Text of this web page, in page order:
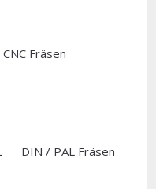
CNC Fräsen
DIN / PAL Fräsen